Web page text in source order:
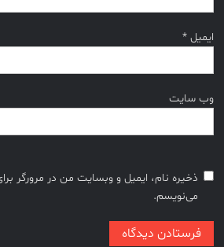
ایمیل*
وب‌ سایت
ذخیره نام، ایمیل و وبسایت من در مرورگر
می‌نویسم.